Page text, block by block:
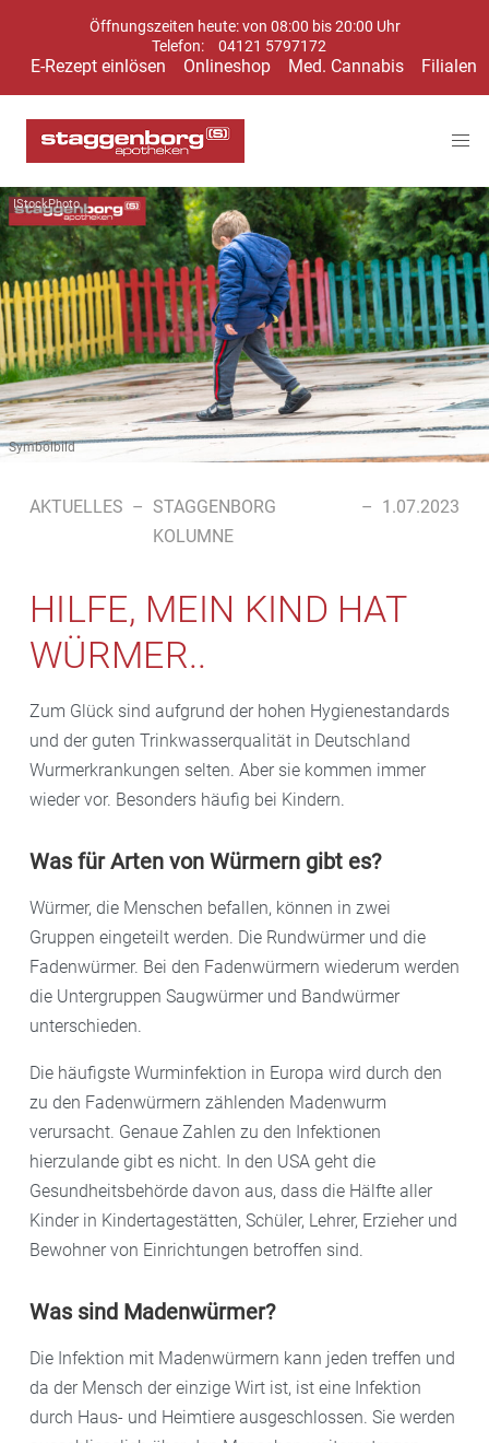
Öffnungszeiten heute: von 08:00 bis 20:00 Uhr
Telefon:
04121 5797172
E-Rezept einlösen Onlineshop Med. Cannabis Filialen
IStockPhoto
Symbolbild
AKTUELLES – STAGGENBORG
KOLUMNE
– 1.07.2023
HILFE, MEIN KIND HAT
WÜRMER..
Zum Glück sind aufgrund der hohen Hygienestandards
und der guten Trinkwasserqualität in Deutschland
Wurmerkrankungen selten. Aber sie kommen immer
wieder vor. Besonders häufig bei Kindern.
Was für Arten von Würmern gibt es?
Würmer, die Menschen befallen, können in zwei
Gruppen eingeteilt werden. Die Rundwürmer und die
Fadenwürmer. Bei den Fadenwürmern wiederum werden
die Untergruppen Saugwürmer und Bandwürmer
unterschieden.
Die häufigste Wurminfektion in Europa wird durch den
zu den Fadenwürmern zählenden Madenwurm
verursacht. Genaue Zahlen zu den Infektionen
hierzulande gibt es nicht. In den USA geht die
Gesundheitsbehörde davon aus, dass die Hälfte aller
Kinder in Kindertagestätten, Schüler, Lehrer, Erzieher und
Bewohner von Einrichtungen betroffen sind.
Was sind Madenwürmer?
Die Infektion mit Madenwürmern kann jeden treffen und
da der Mensch der einzige Wirt ist, ist eine Infektion
durch Haus- und Heimtiere ausgeschlossen. Sie werden